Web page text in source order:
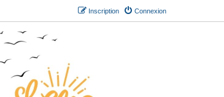
Connexion
Inscription